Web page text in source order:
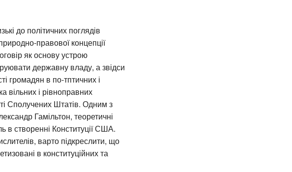
до політичних поглядів
правової концепції
як основу устрою
державну владу, а звідси
громадян в по-тптичних і
вільних і рівноправних
Сполучених Штатів. Одним з
Гамільтон, теоретичні
в створенні Конституції США.
варто підкреслити, що
в конституційних та